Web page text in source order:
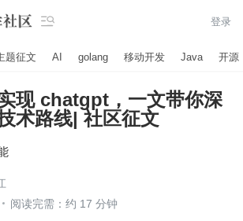
 登录
题征文 AI golang 移动开发 Java 开源
现 chatgpt，一文带你深
术路线| 社区征文
阅读完需：约 17 分钟